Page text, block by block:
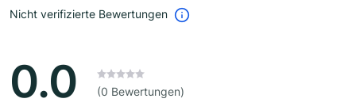
Nicht verifizierte Bewertungen
0.0 (0 Bewertungen)